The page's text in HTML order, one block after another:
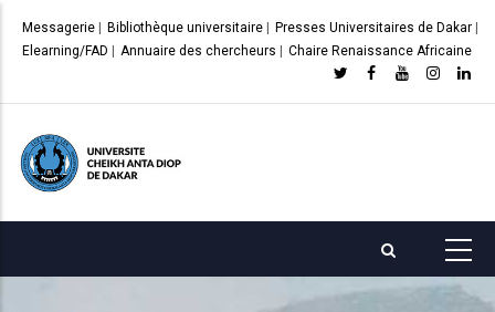
principal
Messagerie Bibliothèque universitaire Presses Universitaires de Dakar
Elearning/FAD
Annuaire des chercheurs Chaire Renaissance Africaine